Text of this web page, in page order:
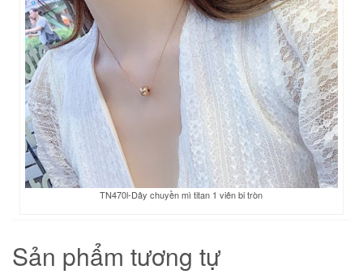
TN470l-Dây chuyền mì titan 1 viên bi tròn
Sản phẩm tương tự